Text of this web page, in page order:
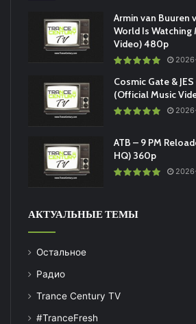
Armin van Buuren
World Is
Video) 480p
Cosmic Gate &
(Official Music
ATB – 9 PM
HQ) 360p
АКТУАЛЬНЫЕ ТЕМЫ
Остальное
Радио
Trance Century TV
#TranceFresh